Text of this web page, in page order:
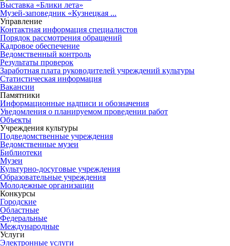
Выставка «Блики лета»
Музей-заповедник «Кузнецкая ...
Управление
Контактная информация специалистов
Порядок рассмотрения обращений
Кадровое обеспечение
Ведомственный контроль
Результаты проверок
Заработная плата руководителей учреждений культуры
Статистическая информация
Вакансии
Памятники
Информационные надписи и обозначения
Уведомления о планируемом проведении работ
Объекты
Учреждения культуры
Подведомственные учреждения
Ведомственные музеи
Библиотеки
Музеи
Культурно-досуговые учреждения
Образовательные учреждения
Молодежные организации
Конкурсы
Городские
Областные
Федеральные
Международные
Услуги
Электронные услуги